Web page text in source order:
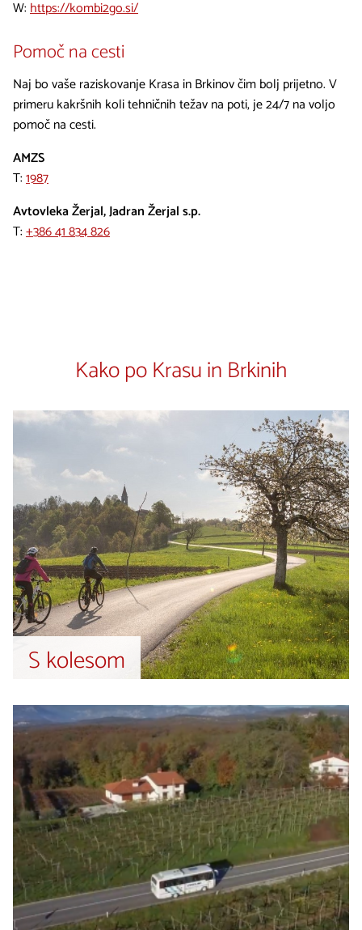
W:https://kombi2go.si/
Pomoč na cesti
Naj bo vaše raziskovanje Krasa in Brkinov čim bolj prijetno. V
primeru kakršnih koli tehničnih težav na poti, je 24/7 na voljo
pomoč na cesti.
AMZS
T:1987
Avtovleka Žerjal, Jadran Žerjal s.p.
T:+386 41 834 826
Kako po Krasu in Brkinih
S kolesom
Več
Več